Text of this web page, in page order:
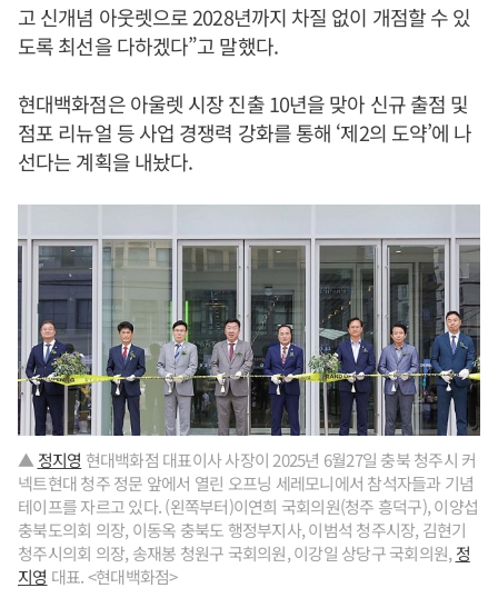
고 신개념 아웃렛으로 2028년까지 차질 없이 개점할 수 있
도록 최선을 다하겠다”고 말했다.
현대백화점은 아울렛 시장 진출 10년을 맞아 신규 출점 및
점포 리뉴얼 등 사업 경쟁력 강화를 통해 ‘제2의 도약’에 나
선다는 계획을 내놨다.
▲ 정지영 현대백화점 대표이사 사장이 2025년 6월27일 충북 청주시 커
넥트현대 청주 정문 앞에서 열린 오프닝 세레모니에서 참석자들과 기념
테이프를 자르고 있다. (왼쪽부터)이연희 국회의원(청주 흥덕구), 이양섭
충북도의회 의장, 이동옥 충북도 행정부지사, 이범석 청주시장, 김현기
청주시의회 의장, 송재봉 청원구 국회의원, 이강일 상당구 국회의원, 정
지영 대표. <현대백화점>